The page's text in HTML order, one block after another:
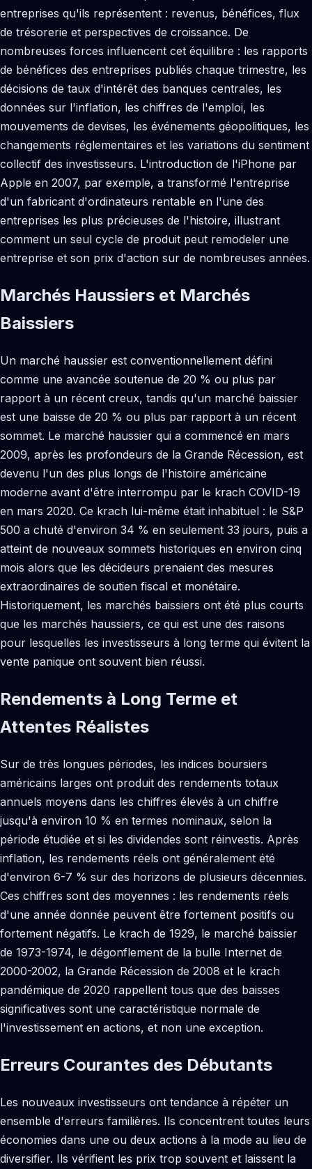
entreprises qu'ils représentent : revenus, bénéfices, flux
de trésorerie et perspectives de croissance. De
nombreuses forces influencent cet équilibre : les rapports
de bénéfices des entreprises publiés chaque trimestre, les
décisions de taux d'intérêt des banques centrales, les
données sur l'inflation, les chiffres de l'emploi, les
mouvements de devises, les événements géopolitiques, les
changements réglementaires et les variations du sentiment
collectif des investisseurs. L'introduction de l'iPhone par
Apple en 2007, par exemple, a transformé l'entreprise
d'un fabricant d'ordinateurs rentable en l'une des
entreprises les plus précieuses de l'histoire, illustrant
comment un seul cycle de produit peut remodeler une
entreprise et son prix d'action sur de nombreuses années.
Marchés Haussiers et Marchés
Baissiers
Un marché haussier est conventionnellement défini
comme une avancée soutenue de 20 % ou plus par
rapport à un récent creux, tandis qu'un marché baissier
est une baisse de 20 % ou plus par rapport à un récent
sommet. Le marché haussier qui a commencé en mars
2009, après les profondeurs de la Grande Récession, est
devenu l'un des plus longs de l'histoire américaine
moderne avant d'être interrompu par le krach COVID-19
en mars 2020. Ce krach lui-même était inhabituel : le S&P
500 a chuté d'environ 34 % en seulement 33 jours, puis a
atteint de nouveaux sommets historiques en environ cinq
mois alors que les décideurs prenaient des mesures
extraordinaires de soutien fiscal et monétaire.
Historiquement, les marchés baissiers ont été plus courts
que les marchés haussiers, ce qui est une des raisons
pour lesquelles les investisseurs à long terme qui évitent la
vente panique ont souvent bien réussi.
Rendements à Long Terme et
Attentes Réalistes
Sur de très longues périodes, les indices boursiers
américains larges ont produit des rendements totaux
annuels moyens dans les chiffres élevés à un chiffre
jusqu'à environ 10 % en termes nominaux, selon la
période étudiée et si les dividendes sont réinvestis. Après
inflation, les rendements réels ont généralement été
d'environ 6-7 % sur des horizons de plusieurs décennies.
Ces chiffres sont des moyennes : les rendements réels
d'une année donnée peuvent être fortement positifs ou
fortement négatifs. Le krach de 1929, le marché baissier
de 1973-1974, le dégonflement de la bulle Internet de
2000-2002, la Grande Récession de 2008 et le krach
pandémique de 2020 rappellent tous que des baisses
significatives sont une caractéristique normale de
l'investissement en actions, et non une exception.
Erreurs Courantes des Débutants
Les nouveaux investisseurs ont tendance à répéter un
ensemble d'erreurs familières. Ils concentrent toutes leurs
économies dans une ou deux actions à la mode au lieu de
diversifier. Ils vérifient les prix trop souvent et laissent la